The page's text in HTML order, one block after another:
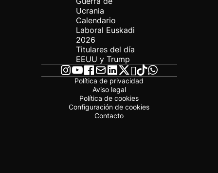
Ucrania
Calendario
Laboral Euskadi
2026
Titulares del día
EEUU y Trump
Política de privacidad
Aviso legal
Política de cookies
Configuración de cookies
Contacto